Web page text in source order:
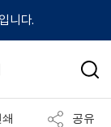
니다.
검
공유